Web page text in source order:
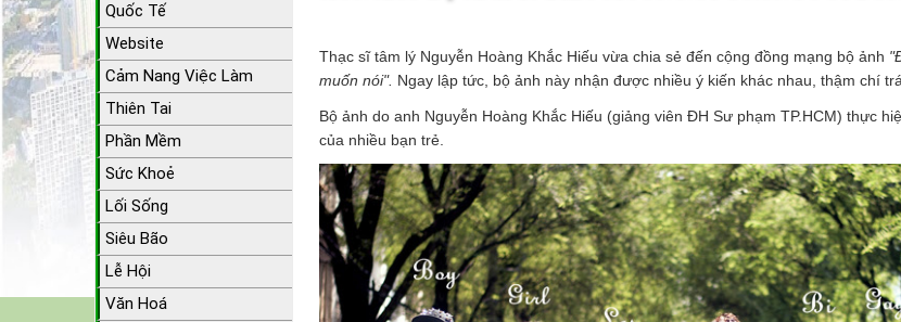
Thạc sĩ tâm lý Nguyễn Hoàng Khắc Hiếu vừa chia sẻ đến cộng đồng mạng bộ ảnh
muốn nói". Ngay lập tức, bộ ảnh này nhận được nhiều ý kiến khác nhau, thậm chí
Bộ ảnh do anh Nguyễn Hoàng Khắc Hiếu (giảng viên ĐH Sư phạm TP.HCM) thực
của nhiều bạn trẻ.
Quốc Tế
Website
Cảm Nang Việc Làm
Thiên Tai
Phần Mềm
Sức Khoẻ
Lối Sống
Siêu Bão
Lễ Hội
Văn Hoá